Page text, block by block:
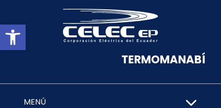
Abrir barra de herramientas
TERMOMANABÍ
MENÚ